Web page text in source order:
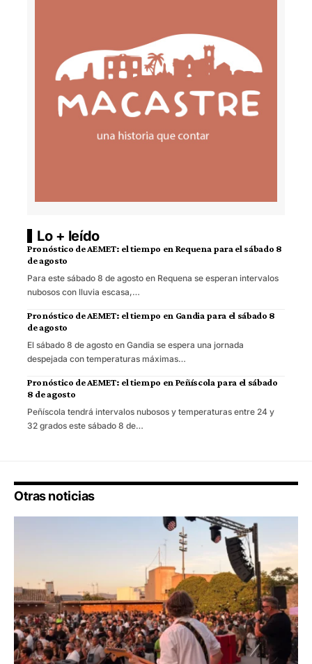
Lo + leído
Pronóstico de AEMET: el tiempo en Requena para el sábado 8
de agosto
Para este sábado 8 de agosto en Requena se esperan intervalos
nubosos con lluvia escasa,…
Pronóstico de AEMET: el tiempo en Gandia para el sábado 8
de agosto
El sábado 8 de agosto en Gandia se espera una jornada
despejada con temperaturas máximas…
Pronóstico de AEMET: el tiempo en Peñíscola para el sábado
8 de agosto
Peñíscola tendrá intervalos nubosos y temperaturas entre 24 y
32 grados este sábado 8 de…
Otras noticias